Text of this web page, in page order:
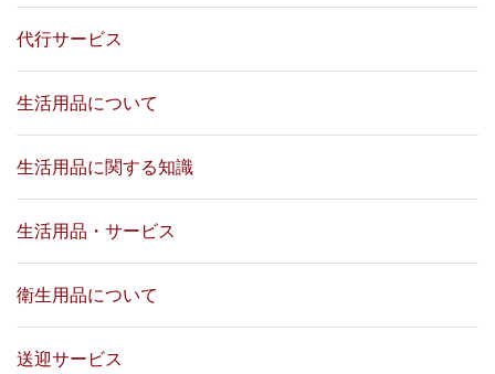
代行サービス
生活用品について
生活用品に関する知識
生活用品・サービス
衛生用品について
送迎サービス